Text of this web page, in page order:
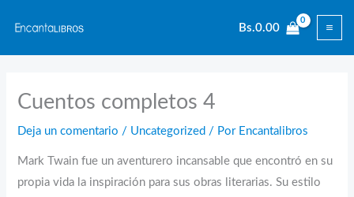
contenido
Bs.0.00
Cuentos completos 4
Deja un comentario / Uncategorized / Por Encantalibros
Mark Twain fue un aventurero incansable que encontró en su
propia vida la inspiración para sus obras literarias. Su estilo